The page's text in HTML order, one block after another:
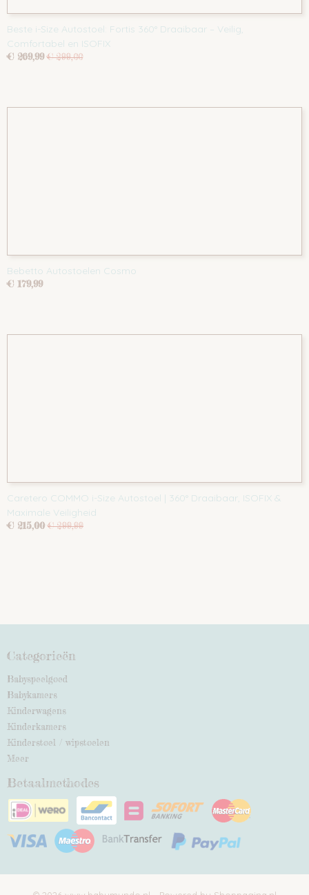
Beste i-Size Autostoel: Fortis 360° Draaibaar – Veilig,
Comfortabel en ISOFIX
€ 269,99 € 299,00
Bebetto Autostoelen Cosmo
€ 179,99
Caretero COMMO i-Size Autostoel | 360° Draaibaar, ISOFIX &
Maximale Veiligheid
€ 215,00 € 299,99
Categorieën
Babyspeelgoed
Babykamers
Kinderwagens
Kinderkamers
Kinderstoel / wipstoelen
Meer
Betaalmethodes